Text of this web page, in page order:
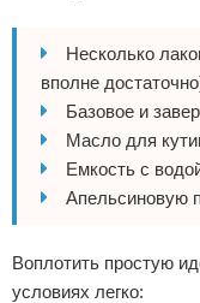
Несколько
вполне
Базовое и
Масло для
Емкость с
Апельсиновую
Воплотить простую
условиях легко: